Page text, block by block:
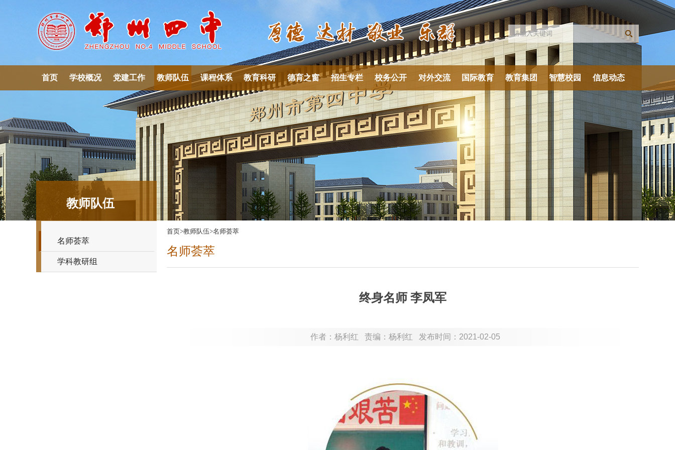
首页 学校概况 党建工作 教师队伍 课程体系 教育科研 德育之窗 招生专栏 校务公开 对外交流 国际教育 教育集团 智慧校园 信息动态
教师队伍
名师荟萃
学科教研组
首页>教师队伍>名师荟萃
名师荟萃
终身名师 李凤军
作者：杨利红 责编：杨利红 发布时间： 2021-02-05